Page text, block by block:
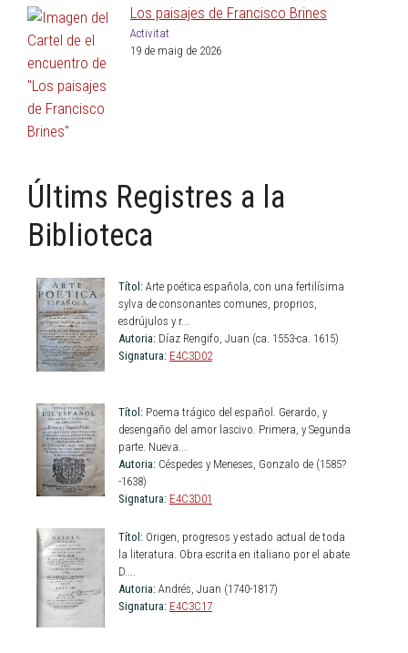
Los paisajes de Francisco Brines
Activitat
19 de maig de 2026
Últims Registres a la
Biblioteca
Títol: Arte poética española, con una fertilísima
sylva de consonantes comunes, proprios,
esdrújulos y r...
Autoria: Díaz Rengifo, Juan (ca. 1553-ca. 1615)
Signatura: E4C3D02
Títol: Poema trágico del español. Gerardo, y
desengaño del amor lascivo. Primera, y Segunda
parte. Nueva...
Autoria: Céspedes y Meneses, Gonzalo de (1585?
-1638)
Signatura: E4C3D01
Títol: Origen, progresos y estado actual de toda
la literatura. Obra escrita en italiano por el abate
D....
Autoria: Andrés, Juan (1740-1817)
Signatura: E4C3C17